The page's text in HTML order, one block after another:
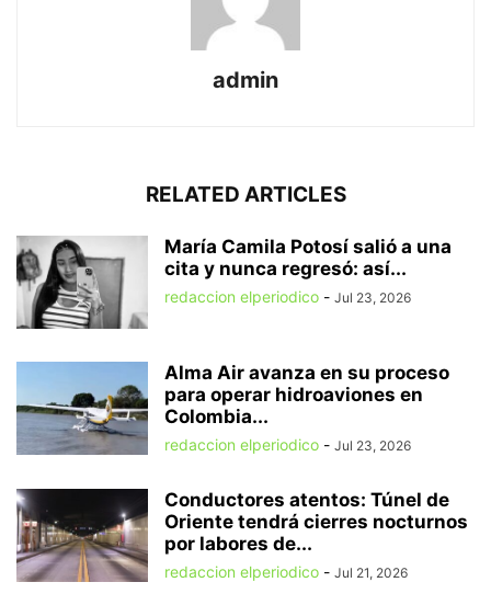
admin
RELATED ARTICLES
María Camila Potosí salió a una
cita y nunca regresó: así...
redaccion elperiodico - Jul 23, 2026
Alma Air avanza en su proceso
para operar hidroaviones en
Colombia...
redaccion elperiodico - Jul 23, 2026
Conductores atentos: Túnel de
Oriente tendrá cierres nocturnos
por labores de...
redaccion elperiodico - Jul 21, 2026